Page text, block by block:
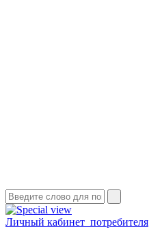
Личный кабинет потребителя